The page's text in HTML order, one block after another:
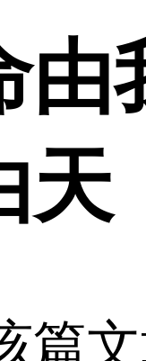
由
天
篇文